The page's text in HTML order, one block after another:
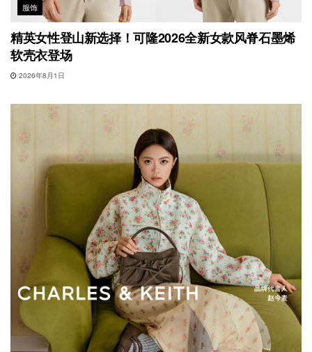
服饰
精英女性登山新选择！可隆2026全新女款风脊石墨烯
软壳衣登场
2026年8月1日